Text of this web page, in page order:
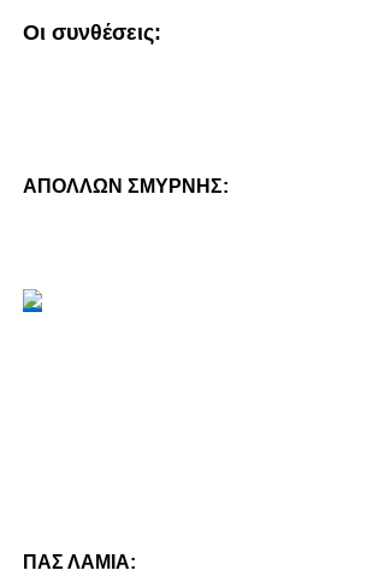
Οι συνθέσεις:
ΑΠΟΛΛΩΝ ΣΜΥΡΝΗΣ:
ΠΑΣ ΛΑΜΙΑ: